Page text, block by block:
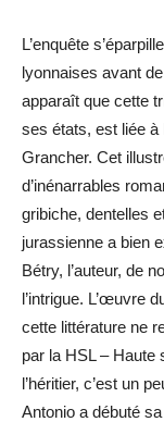
L’enquête
lyonnaises avant
apparaît que cette
ses états, est liée à
Grancher. Cet
d’inénarrables
gribiche, dentelles
jurassienne a bien
Bétry, l’auteur, de
l’intrigue. L’œuvre
cette littérature ne
par la HSL – Haute
l’héritier, c’est un
Antonio a débuté